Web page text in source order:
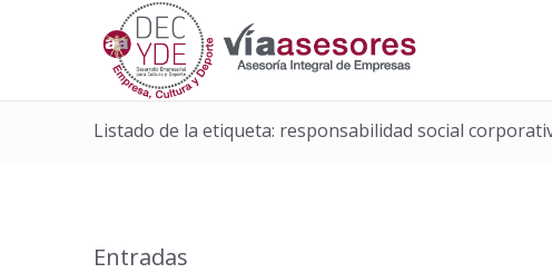
Listado de la etiqueta: responsabilidad social
Entradas